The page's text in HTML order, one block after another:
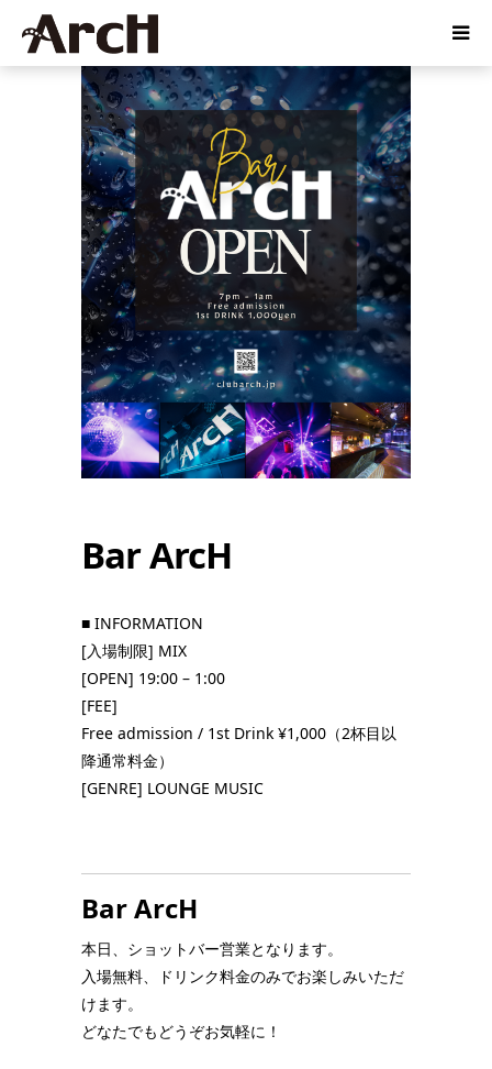
Bar ArcH
■ INFORMATION
[入場制限] MIX
[OPEN] 19:00 – 1:00
[FEE]
Free admission / 1st Drink ¥1,000（2杯目以
降通常料金）
[GENRE] LOUNGE MUSIC
Bar ArcH
本日、ショットバー営業となります。
入場無料、ドリンク料金のみでお楽しみいただ
けます。
どなたでもどうぞお気軽に！